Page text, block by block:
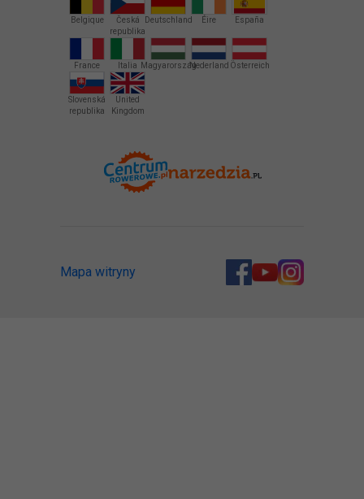
Belgique
Česká
republika
Deutschland Éire España
France Italia MagyarországNederland Österreich
Slovenská
republika
United
Kingdom
Mapa witryny